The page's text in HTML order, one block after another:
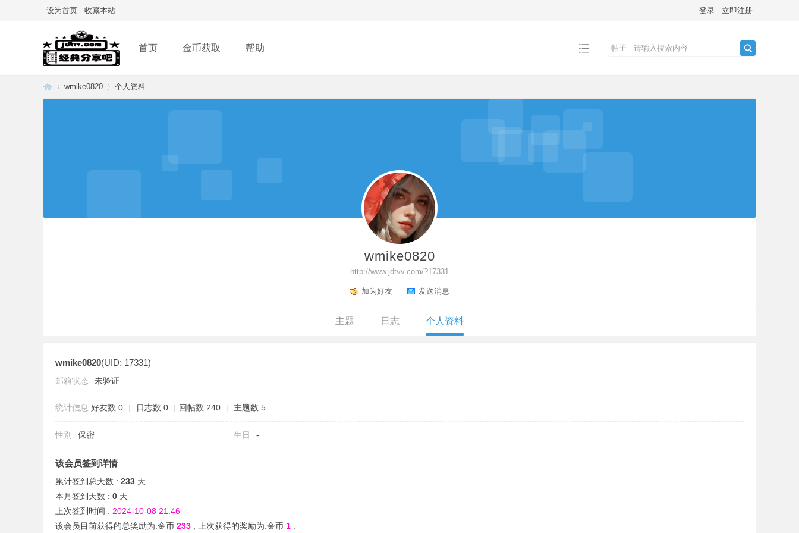
设为首页 收藏本站 登录 立即注册
首页 金币获取 帮助
帖子
wmike0820 个人资料
wmike0820
http://www.jdtvv.com/?17331
加为好友 发送消息
主题 日志 个人资料
wmike0820(UID: 17331)
邮箱状态 未验证
统计信息 好友数 0 | 日志数 0 | 回帖数 240 | 主题数 5
性别 保密 生日 -
该会员签到详情
累计签到总天数 : 233 天
本月签到天数 : 0 天
上次签到时间 : 2024-10-08 21:46
该会员目前获得的总奖励为:金币 233 , 上次获得的奖励为:金币 1